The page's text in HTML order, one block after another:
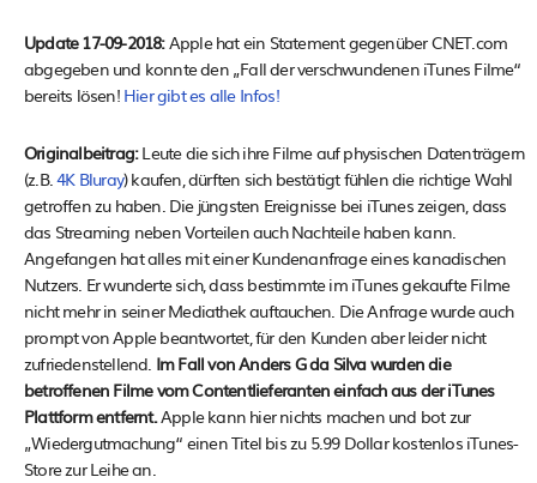
Update 17-09-2018:Apple hat ein Statement gegenüber CNET.com
abgegeben und konnte den „Fall der verschwundenen iTunes Filme“
bereits lösen! Hier gibt es alle Infos!
Originalbeitrag:Leute die sich ihre Filme auf physischen Datenträgern
(z.B.4K Bluray) kaufen, dürften sich bestätigt fühlen die richtige Wahl
getroffen zu haben. Die jüngsten Ereignisse bei iTunes zeigen, dass
das Streaming neben Vorteilen auch Nachteile haben kann.
Angefangen hat alles mit einer Kundenanfrage eines kanadischen
Nutzers. Er wunderte sich, dass bestimmte im iTunes gekaufte Filme
nicht mehr in seiner Mediathek auftauchen. Die Anfrage wurde auch
prompt von Apple beantwortet, für den Kunden aber leider nicht
zufriedenstellend. Im Fall von Anders G da Silva wurden die
betroffenen Filme vom Contentlieferanten einfach aus der iTunes
Plattform entfernt.Apple kann hier nichts machen und bot zur
„Wiedergutmachung“ einen Titel bis zu 5.99 Dollar kostenlos iTunes-
Store zur Leihe an.